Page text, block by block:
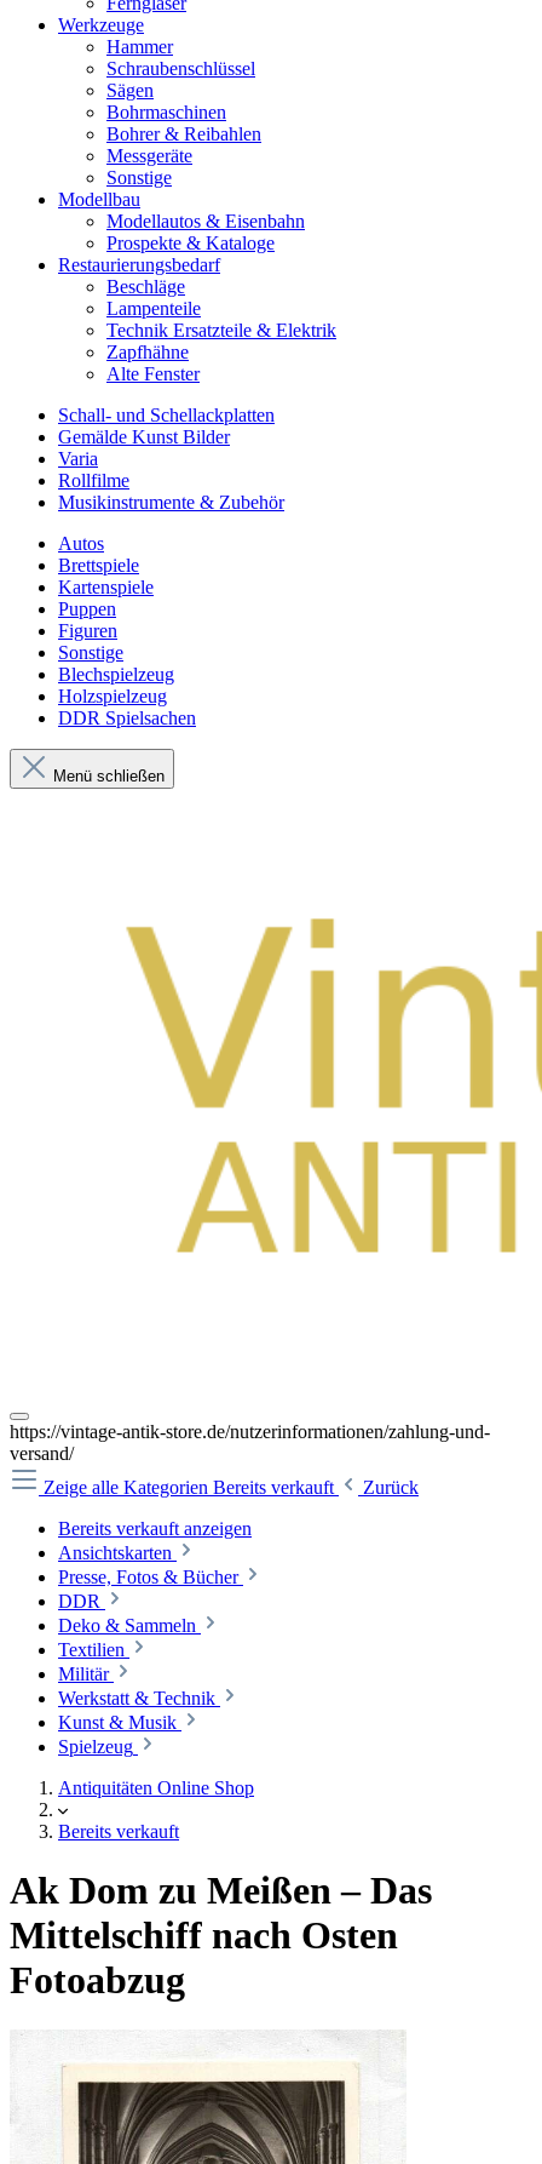
Werkzeuge
Hammer
Schraubenschlüssel
Sägen
Bohrmaschinen
Bohrer & Reibahlen
Messgeräte
Sonstige
Modellbau
Modellautos & Eisenbahn
Prospekte & Kataloge
Restaurierungsbedarf
Beschläge
Lampenteile
Technik Ersatzteile & Elektrik
Zapfhähne
Alte Fenster
Schall- und Schellackplatten
Gemälde Kunst Bilder
Varia
Rollfilme
Musikinstrumente & Zubehör
Autos
Brettspiele
Kartenspiele
Puppen
Figuren
Sonstige
Blechspielzeug
Holzspielzeug
DDR Spielsachen
Menü schließen
https://vintage-antik-store.de/nutzerinformationen/zahlung-und-
versand/
Zeige alle Kategorien Bereits verkauft
Zurück
Bereits verkauft anzeigen
Ansichtskarten
Presse, Fotos & Bücher
DDR
Deko & Sammeln
Textilien
Militär
Werkstatt & Technik
Kunst & Musik
Spielzeug
Antiquitäten Online Shop
Bereits verkauft
Ak Dom zu Meißen – Das
Mittelschiff nach Osten
Fotoabzug